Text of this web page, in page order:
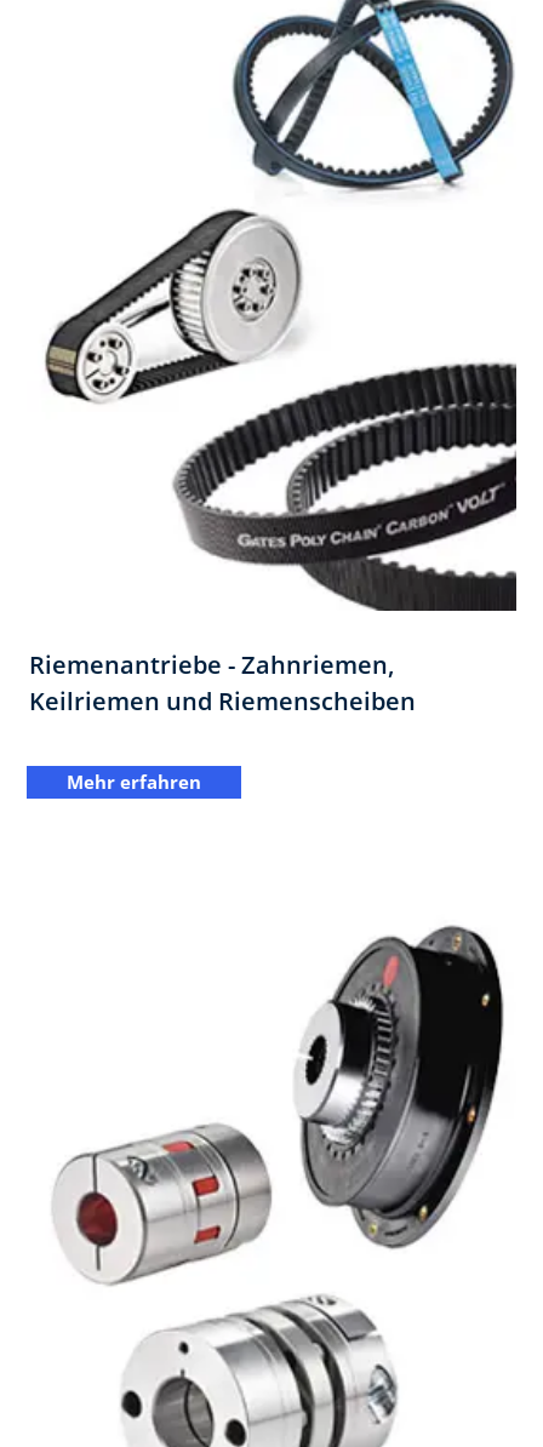
Riemenantriebe - Zahnriemen,
Keilriemen und Riemenscheiben
Mehr erfahren